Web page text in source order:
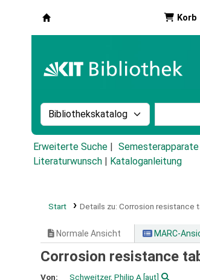
Korb
Suche im Katalog nach:
Erweiterte Suche Semesterapparate
Literaturwunsch
Kataloganleitung
Start Details zu: Corrosion resistance
Normale Ansicht MARC-
Corrosion resistance
Von: Schweitzer, Philip A [aut]